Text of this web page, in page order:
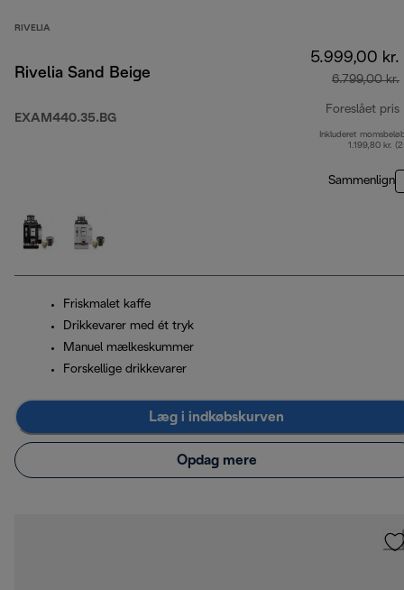
RIVELIA
Rivelia Sand Beige
EXAM440.35.BG
5.999,00 kr.
6.799,00 kr.
Foreslået pris
Inkluderet
1.199,80 kr.
Sammenlign
Friskmalet kaffe
Drikkevarer med ét tryk
Manuel mælkeskummer
Forskellige drikkevarer
Læg i indkøbskurven
Opdag mere